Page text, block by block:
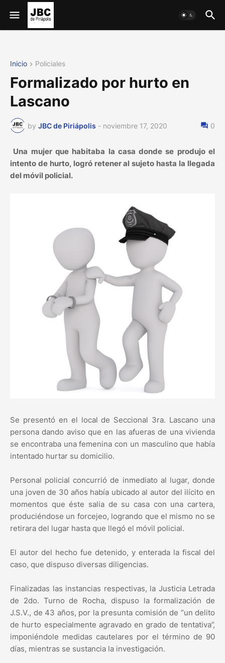
Inicio Policiales
Formalizado por hurto en
Lascano
by JBC de Piriápolis - noviembre 17, 2020 0
Una mujer que habitaba la casa donde se produjo el
intento de hurto, logró retener al sujeto hasta la llegada
del móvil policial.
Se presentó en el local de Seccional 3ra. Lascano una
persona dando aviso que en las afueras de una vivienda
se encontraba una femenina con un masculino que había
intentado hurtar su domicilio.
Personal policial concurrió de inmediato al lugar, donde
una joven de 30 años había ubicado al autor del ilícito en
momentos que éste salia de su casa con una cartera,
produciéndose un forcejeo, logrando que el mismo no se
retirara del lugar hasta que llegó el móvil policial.
El autor del hecho fue detenido, y enterada la fiscal del
caso, que dispuso diversas diligencias.
Finalizadas las instancias respectivas, la Justicia Letrada
de 2do. Turno de Rocha, dispuso la formalización de
J.S.V., de 43 años, por la presunta comisión de “un delito
de hurto especialmente agravado en grado de tentativa”,
imponiéndole medidas cautelares por el término de 90
días, mientras se sustancia la investigación.